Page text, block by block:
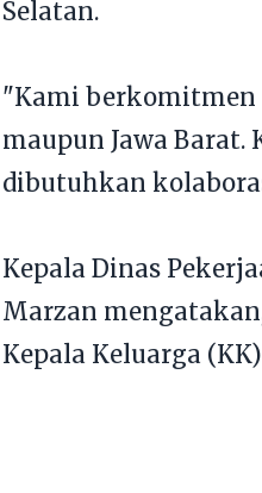
Selatan.
"Kami berkomitmen
maupun Jawa
dibutuhkan
Kepala Dinas
Marzan
Kepala Keluarga